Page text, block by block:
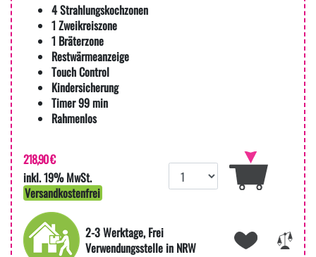
4 Strahlungskochzonen
1 Zweikreiszone
1 Bräterzone
Restwärmeanzeige
Touch Control
Kindersicherung
Timer 99 min
Rahmenlos
218,90 €
inkl. 19% MwSt.
Versandkostenfrei
2-3 Werktage, Frei
Verwendungsstelle in NRW